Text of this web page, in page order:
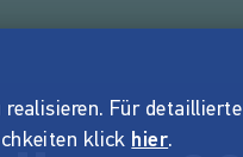
Für detaillierte
klick hier.